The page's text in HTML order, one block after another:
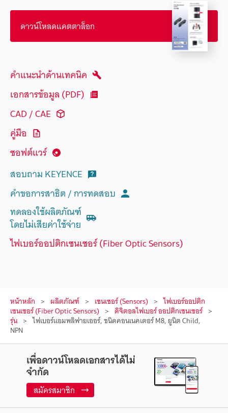
ดาวน์โหลดแคตตาล็อก
คำแนะนำด้านเทคนิค
เอกสารข้อมูล (PDF)
CAD / CAE
คู่มือ
ซอฟต์แวร์
สอบถาม KEYENCE
คำขอการสาธิต / การทดสอบ
ทดลองใช้ผลิตภัณฑ์
โดยไม่เสียค่าใช้จ่าย
ไฟเบอร์ออปติกเซนเซอร์ (Fiber Optic Sensors)
หน้าหลัก ผลิตภัณฑ์ เซนเซอร์ (Sensors) ไฟเบอร์ออปติก
เซนเซอร์ (Fiber Optic Sensors) ดิจิตอลไฟเบอร์ ออปติกเซนเซอร์
รุ่น ไฟเบอร์แอมพลิฟายเออร์, ชนิดคอนเนคเตอร์ M8, ยูนิต Child,
NPN
เพื่อดาวน์โหลดเอกสารได้ไม่
จำกัด
สมัครสมาชิก